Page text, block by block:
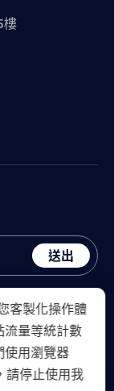
樓
送出
客製化操作體
流量等統計數
使用瀏覽器
請停止使用我